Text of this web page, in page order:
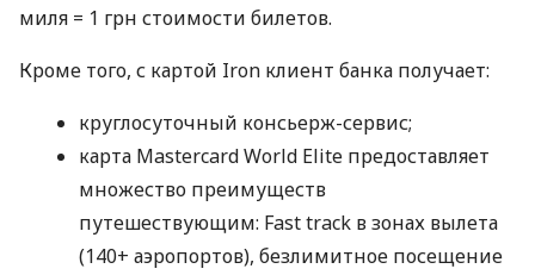
миля = 1 грн стоимости билетов.
Кроме того, с картой Iron клиент банка получает:
круглосуточный консьерж-сервис;
карта Mastercard World Elite предоставляет
множество преимуществ
путешествующим: Fast track в зонах вылета
(140+ аэропортов), безлимитное посещение